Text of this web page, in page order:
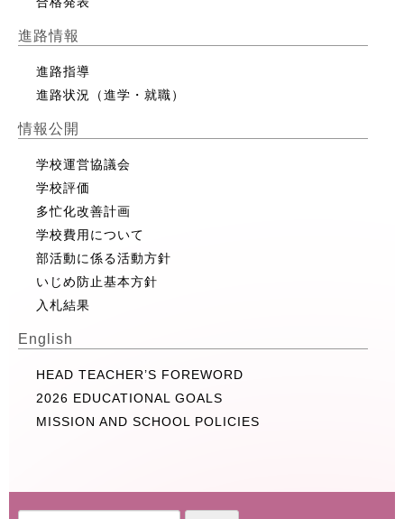
進路情報
進路指導
進路状況（進学・就職）
情報公開
学校運営協議会
学校評価
多忙化改善計画
学校費用について
部活動に係る活動方針
いじめ防止基本方針
入札結果
English
HEAD TEACHER’S FOREWORD
2026 EDUCATIONAL GOALS
MISSION AND SCHOOL POLICIES